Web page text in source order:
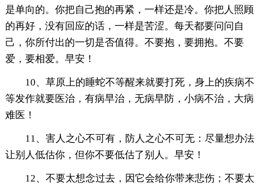
是单向的。你把自己抱的再紧，一样还是冷。你把人照顾
的再好，没有回应的话，一样是苦涩。每天都要问问自
己，你所付出的一切是否值得。不要抱，要拥抱。不要
爱，要相爱。早安！
10、草原上的睡蛇不等醒来就要打死，身上的疾病不
等发作就要医治，有病早治，无病早防，小病不治，大病
难医！
11、害人之心不可有，防人之心不可无：尽量想办法
让别人低估你，但你不要低估了别人。早安！
12、不要太想念过去，因它会给你带来悲伤；不要太